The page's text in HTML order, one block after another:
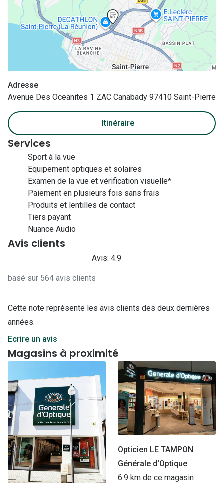
Adresse
Avenue Des Oceanites 1 ZAC Canabady 97410 Saint-Pierre
Itinéraire
Services
Sport à la vue
Equipement optiques et solaires
Examen de la vue et vérification visuelle*
Paiement en plusieurs fois sans frais
Produits et lentilles de contact
Tiers payant
Nuance Audio
Avis clients
Avis: 4.9
basé sur 564 avis clients
Cette note représente les avis clients des deux dernières
années.
Ecrire un avis
Magasins à proximité
Opticien LE TAMPON
Générale d'Optique
6.9 km de ce magasin